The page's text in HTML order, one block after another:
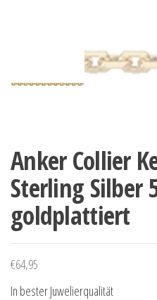
Anker Collier
Sterling Silber
goldplattiert
€64,95
In bester Juwelierqualität